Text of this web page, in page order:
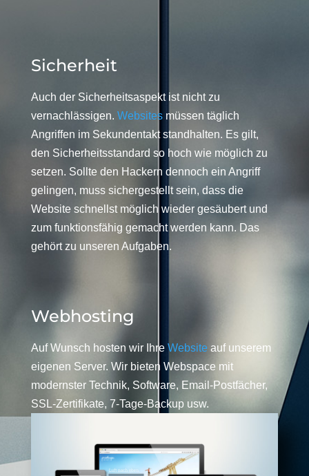
Sicherheit
Auch der Sicherheitsaspekt ist nicht zu
vernachlässigen. Websitesmüssen täglich
Angriffen im Sekundentakt standhalten. Es gilt,
den Sicherheitsstandard so hoch wie möglich zu
setzen. Sollte den Hackern dennoch ein Angriff
gelingen, muss sichergestellt sein, dass die
Website schnellst möglich wieder gesäubert und
zum funktionsfähig gemacht werden kann. Das
gehört zu unseren Aufgaben.
Webhosting
Auf Wunsch hosten wir Ihre Website auf unserem
eigenen Server. Wir bieten Webspace mit
modernster Technik, Software, Email-Postfächer,
SSL-Zertifikate, 7-Tage-Backup usw.